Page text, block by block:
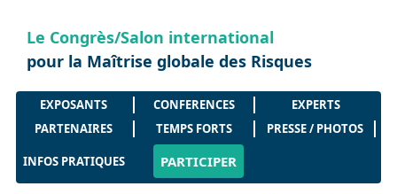
Le Congrès/Salon international
pour la Maîtrise globale des Risques
EXPOSANTS CONFERENCES
EXPERTS
PARTENAIRES
TEMPS FORTS PRESSE / PHOTOS
INFOS PRATIQUES PARTICIPER